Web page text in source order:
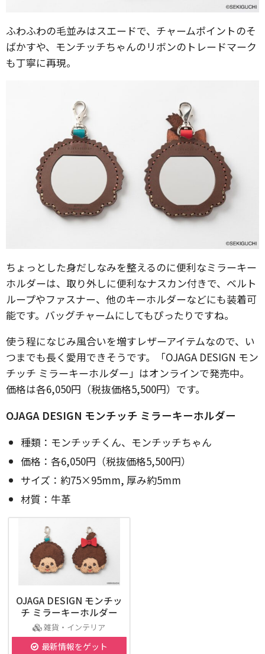
ふわふわの毛並みはスエードで、チャームポイントのそ
ばかすや、モンチッチちゃんのリボンのトレードマーク
も丁寧に再現。
ちょっとした身だしなみを整えるのに便利なミラーキー
ホルダーは、取り外しに便利なナスカン付きで、ベルト
ループやファスナー、他のキーホルダーなどにも装着可
能です。バッグチャームにしてもぴったりですね。
使う程になじみ風合いを増すレザーアイテムなので、い
つまでも長く愛用できそうです。「OJAGA DESIGN モン
チッチ ミラーキーホルダー」はオンラインで発売中。
価格は各6,050円（税抜価格5,500円）です。
OJAGA DESIGN モンチッチ ミラーキーホルダー
種類：モンチッチくん、モンチッチちゃん
価格：各6,050円（税抜価格5,500円）
サイズ：約75×95mm, 厚み約5mm
材質：牛革
OJAGA DESIGN モンチッ
チ ミラーキーホルダー
雑貨・インテリア
最新情報をゲット